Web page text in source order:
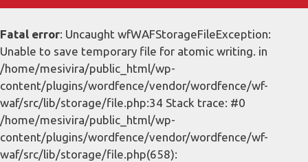
Fatal error: Uncaught wfWAFStorageFileException:
Unable to save temporary file for atomic writing. in
/home/mesivira/public_html/wp-
content/plugins/wordfence/vendor/wordfence/wf-
waf/src/lib/storage/file.php:34 Stack trace: #0
/home/mesivira/public_html/wp-
content/plugins/wordfence/vendor/wordfence/wf-
waf/src/lib/storage/file.php(658):